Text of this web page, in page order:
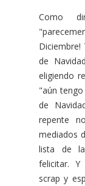
Como
Diciembre!
de
eligiendo
"aún
de
repente
mediados
lista de
felicitar.
scrap y